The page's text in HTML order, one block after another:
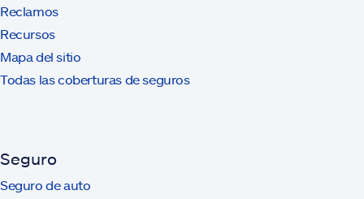
Reclamos
Recursos
Mapa del sitio
Todas las coberturas de seguros
Seguro
Seguro de auto